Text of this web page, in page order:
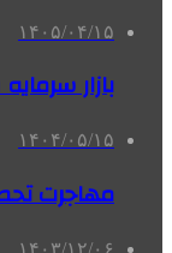
۱۴۰۵/۰۴/۱۵
بازار
۱۴۰۴/۰۵/۱۵
مهاجرت
۱۴۰۳/۱۲/۰۶